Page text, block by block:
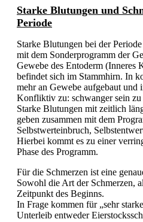
Starke Blutungen und
Periode
Starke Blutungen bei der
mit dem Sonderprogramm der
Gewebe des Entoderm (Inneres
befindet sich im Stammhirn. In
mehr an Gewebe aufgebaut und
Konfliktiv zu: schwanger sein
Starke Blutungen mit zeitlich
geben zusammen mit dem
Selbstwerteinbruch,
Hierbei kommt es zu einer
Phase des Programm.
Für die Schmerzen ist eine
Sowohl die Art der Schmerzen,
Zeitpunkt des Beginns.
In Frage kommen für „sehr
Unterleib entweder